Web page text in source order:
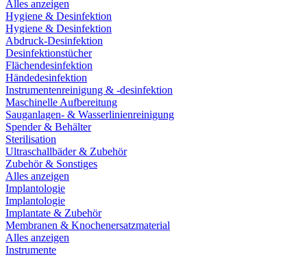
Alles anzeigen
Hygiene & Desinfektion
Hygiene & Desinfektion
Abdruck-Desinfektion
Desinfektionstücher
Flächendesinfektion
Händedesinfektion
Instrumentenreinigung & -desinfektion
Maschinelle Aufbereitung
Sauganlagen- & Wasserlinienreinigung
Spender & Behälter
Sterilisation
Ultraschallbäder & Zubehör
Zubehör & Sonstiges
Alles anzeigen
Implantologie
Implantologie
Implantate & Zubehör
Membranen & Knochenersatzmaterial
Alles anzeigen
Instrumente